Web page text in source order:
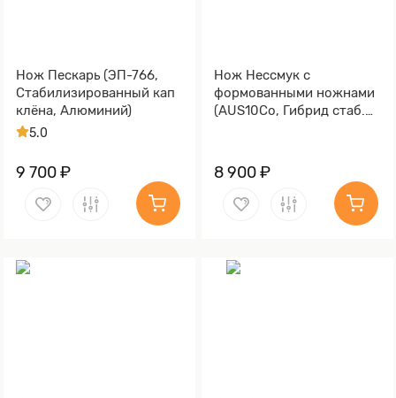
Нож Пескарь (ЭП-766,
Стабилизированный кап
клёна, Алюминий)
5.0
9 700 ₽
Нож Нессмук с
формованными ножнами
(AUS10Co, Гибрид стаб.
8 900 ₽